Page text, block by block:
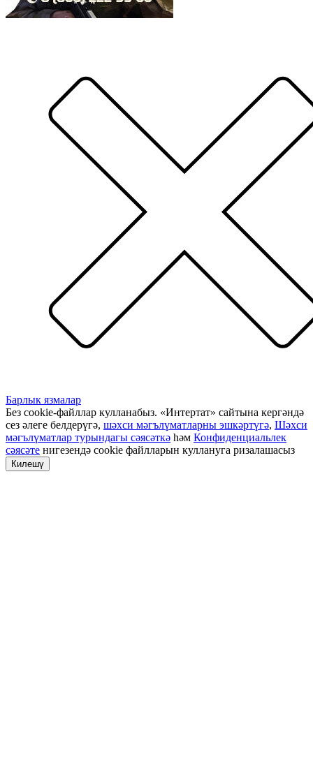
Барлык язмалар
Без cookie-файллар кулланабыз. «Интертат» сайтына кергәндә
сез әлеге белдерүгә, шәхси мәгълүматларны эшкәртүгә, Шәхси
мәгълүматлар турындагы сәясәткә һәм Конфиденциальлек
сәясәте нигезендә cookie файлларын куллануга ризалашасыз
Килешү